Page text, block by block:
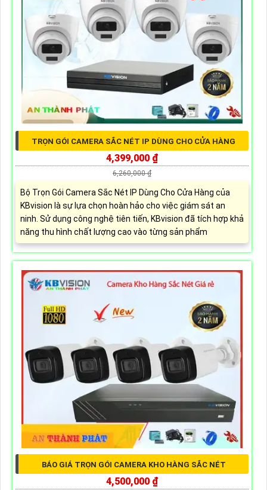
TRỌN GÓI CAMERA SẮC NÉT IP DÙNG CHO CỬA HÀNG
4,399,000 ₫
6,260,000 ₫
Bộ Trọn Gói Camera Sắc Nét IP Dùng Cho Cửa Hàng của
KBvision là sự lựa chọn hoàn hảo cho việc giám sát an
ninh. Sử dụng công nghệ tiên tiến, KBvision đã tích hợp khả
năng thu hình chất lượng cao vào từng sản phẩm
BÁO GIÁ TRỌN GÓI CAMERA KHO HÀNG SẮC NÉT
4,500,000 ₫